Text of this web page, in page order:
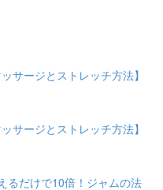
サージとストレッチ方法】
サージとストレッチ方法】
るだけで10倍！ジャムの法